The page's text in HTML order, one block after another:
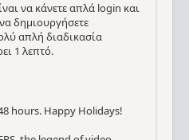
να κάνετε απλά login και
δημιουργήσετε
απλή διαδικασία
1 λεπτό.
hours. Happy Holidays!